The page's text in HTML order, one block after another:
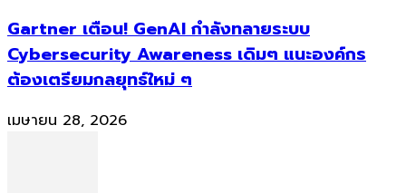
Gartner เตือน! GenAI กำลังทลายระบบ
Cybersecurity Awareness เดิมๆ แนะองค์กร
ต้องเตรียมกลยุทธ์ใหม่ ๆ
เมษายน 28, 2026